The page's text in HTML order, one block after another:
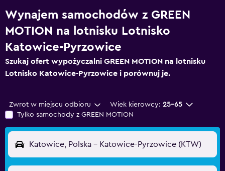
Wynajem samochodów z GREEN
MOTION na lotnisku Lotnisko
Katowice-Pyrzowice
Szukaj ofert wypożyczalni GREEN MOTION na lotnisku
Lotnisko Katowice-Pyrzowice i porównuj je.
Zwrot w miejscu odbioru Wiek kierowcy: 25-65
Tylko samochody z GREEN MOTION
Katowice, Polska - Katowice-Pyrzowice (KTW)